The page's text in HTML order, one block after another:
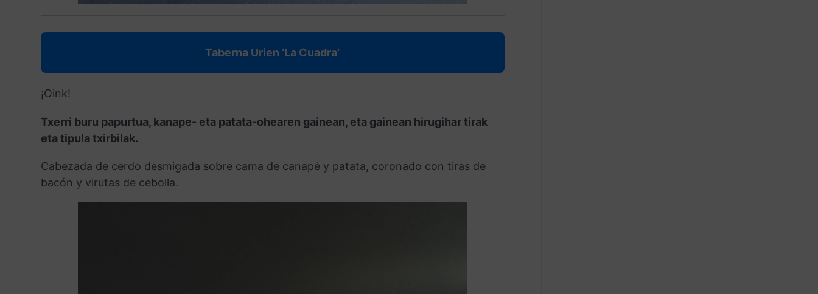
Taberna Urien ‘La Cuadra’
¡Oink!
Txerri buru papurtua, kanape- eta patata-ohearen gainean, eta gainean hirugihar tirak
eta tipula txirbilak.
Cabezada de cerdo desmigada sobre cama de canapé y patata, coronado con tiras de
bacón y virutas de cebolla.